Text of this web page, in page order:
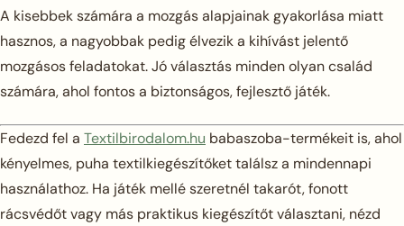
A kisebbek számára a mozgás alapjainak gyakorlása miatt
hasznos, a nagyobbak pedig élvezik a kihívást jelentő
mozgásos feladatokat. Jó választás minden olyan család
számára, ahol fontos a biztonságos, fejlesztő játék.
Fedezd fel a Textilbirodalom.hu babaszoba-termékeit is, ahol
kényelmes, puha textilkiegészítőket találsz a mindennapi
használathoz. Ha játék mellé szeretnél takarót, fonott
rácsvédőt vagy más praktikus kiegészítőt választani, nézd